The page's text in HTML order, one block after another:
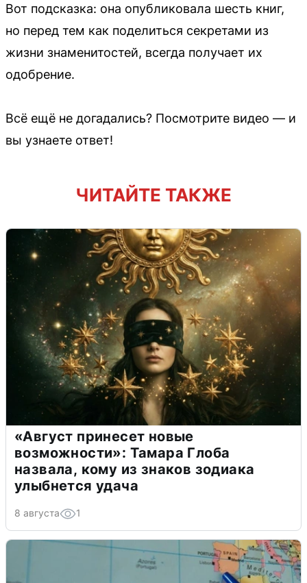
Вот подсказка: она опубликовала шесть книг,
но перед тем как поделиться секретами из
жизни знаменитостей, всегда получает их
одобрение.
Всё ещё не догадались? Посмотрите видео — и
вы узнаете ответ!
ЧИТАЙТЕ ТАКЖЕ
«Август принесет новые
возможности»: Тамара Глоба
назвала, кому из знаков зодиака
улыбнется удача
8 августа 1